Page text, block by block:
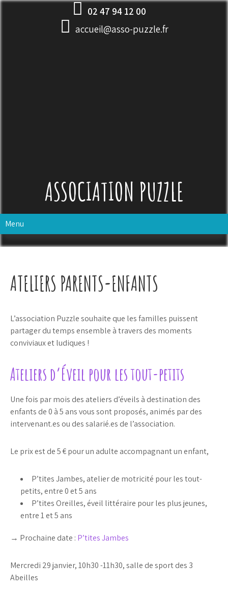
Skip
02 47 94 12 00
accueil@asso-puzzle.fr
ASSOCIATION PUZZLE
Menu
ATELIERS PARENTS-ENFANTS
L’association Puzzle souhaite que les familles puissent
partager du temps ensemble à travers des moments
conviviaux et ludiques !
Ateliers d’Éveil pour les tout-petits
Une fois par mois des ateliers d’éveils à destination des
enfants de 0 à 5 ans vous sont proposés, animés par des
intervenant.es ou des salarié.es de l’association.
Le prix est de 5 € pour un adulte accompagnant un enfant,
P’tites Jambes, atelier de motricité pour les tout-
petits, entre 0 et 5 ans
P’tites Oreilles, éveil littéraire pour les plus jeunes,
entre 1 et 5 ans
→ Prochaine date : P’tites Jambes
Mercredi 29 janvier, 10h30 -11h30, salle de sport des 3
Abeilles